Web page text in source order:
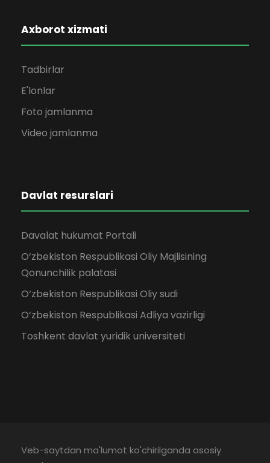
Axborot xizmati
Tadbirlar
E'lonlar
Foto jamlanma
Video jamlanma
Davlat resurslari
Davalat hukumat Portali
O‘zbekiston Respublikasi Oliy Majlisining
Qonunchilik palatasi
O‘zbekiston Respublikasi Oliy sudi
O‘zbekiston Respublikasi Adliya vazirligi
Toshkent davlat yuridik universiteti
Veb-saytdan ma'lumot ko'chirilganda asosiy